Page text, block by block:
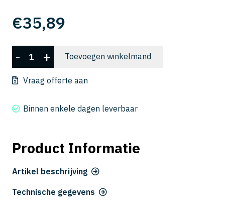
€35,89
CSEB
2030-
0300
- + Toevoegen winkelmand
Vraag offerte aan
Binnen enkele dagen leverbaar
Product Informatie
Artikel beschrijving
Technische gegevens